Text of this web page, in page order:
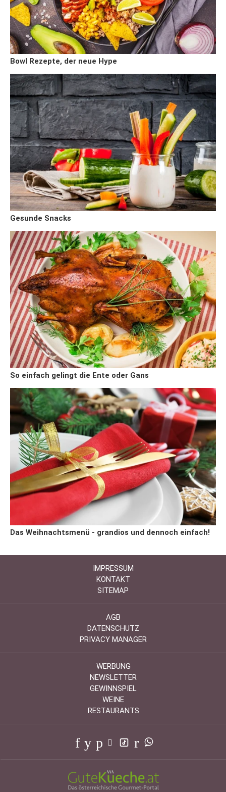
Bowl Rezepte, der neue Hype
Gesunde Snacks
So einfach gelingt die Ente oder Gans
Das Weihnachtsmenü - grandios und dennoch einfach!
IMPRESSUM
KONTAKT
SITEMAP
AGB
DATENSCHUTZ
PRIVACY MANAGER
WERBUNG
NEWSLETTER
GEWINNSPIEL
WEINE
RESTAURANTS